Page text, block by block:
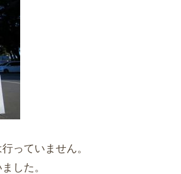
っていません。
した。